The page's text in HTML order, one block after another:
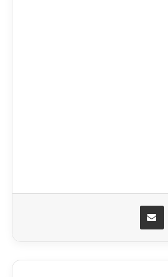
مشاركة عبر البريد